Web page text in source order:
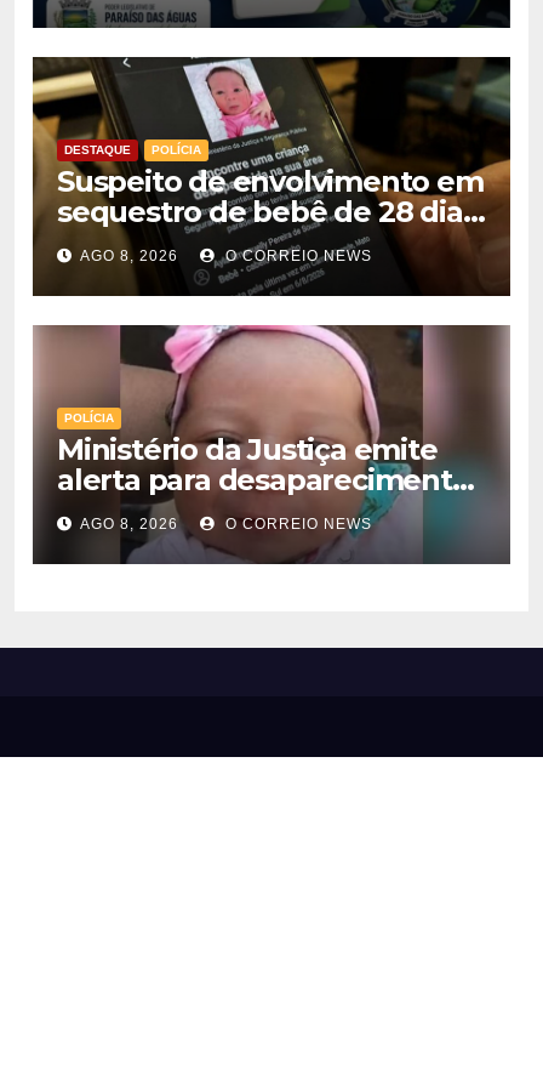
DESTAQUE POLÍCIA
Suspeito de envolvimento em
sequestro de bebê de 28 dias
é preso na Capital
AGO 8, 2026 O CORREIO NEWS
POLÍCIA
Ministério da Justiça emite
alerta para desaparecimento
de bebê de 28 dias em MS;
polícia apura suposto
sequestro
AGO 8, 2026 O CORREIO NEWS